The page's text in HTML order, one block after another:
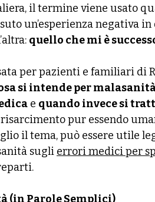
il termine viene usato
un’esperienza negativa
quello che mi è
per pazienti e familiari di
si intende per
e quando invece si
pur essendo
il tema, può essere utile
sugli errori medici per
(in Parole Semplici)